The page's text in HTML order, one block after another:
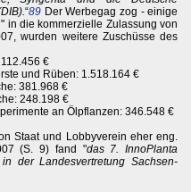
“89 Der Werbegag zog - einige
in die kommerzielle Zulassung von
wurden weitere Zuschüsse des
€
und Rüben: 1.518.164 €
381.968 €
248.198 €
an Ölpflanzen: 346.548 €
Staat und Lobbyverein eher eng.
(S. 9) fand "das 7. InnoPlanta
der Landesvertretung Sachsen-